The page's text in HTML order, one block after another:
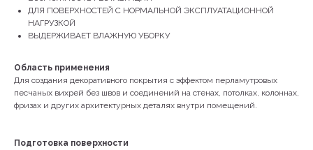
ДЛЯ ПОВЕРХНОСТЕЙ С НОРМАЛЬНОЙ ЭКСПЛУАТАЦИОННОЙ
НАГРУЗКОЙ
ВЫДЕРЖИВАЕТ ВЛАЖНУЮ УБОРКУ
Область применения
Для создания декоративного покрытия с эффектом перламутровых
песчаных вихрей без швов и соединений на стенах, потолках, колоннах,
фризах и других архитектурных деталях внутри помещений.
Подготовка поверхности